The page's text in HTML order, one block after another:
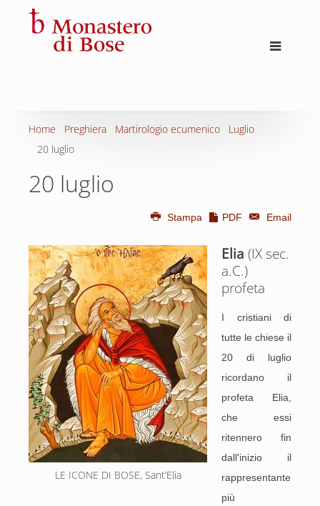
Home Preghiera Martirologio ecumenico
Luglio
20 luglio
20 luglio
Stampa PDF Email
LE ICONE DI BOSE, Sant’Elia
Elia (IX sec.
a.C.)
profeta
I cristiani di
tutte le chiese il
20 di luglio
ricordano il
profeta Elia,
che essi
ritennero fin
dall'inizio il
rappresentante
più